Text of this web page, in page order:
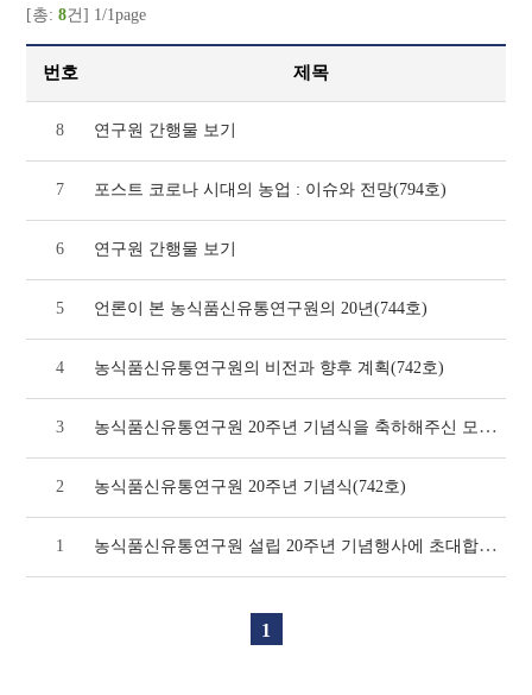
[총:8건] 1/1page
번호 제목
8 연구원 간행물 보기
7 포스트 코로나 시대의 농업 : 이슈와 전망(794호)
6 연구원 간행물 보기
5 언론이 본 농식품신유통연구원의 20년(744호)
4 농식품신유통연구원의 비전과 향후 계획(742호)
3 농식품신유통연구원 20주년 기념식을 축하해주신 모든 분들께 감사드립니다.(742호)
2 농식품신유통연구원 20주년 기념식(742호)
1 농식품신유통연구원 설립 20주년 기념행사에 초대합니다.(738호)
1